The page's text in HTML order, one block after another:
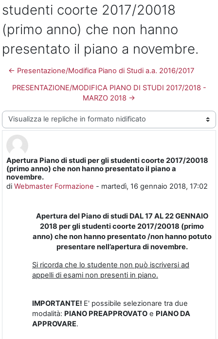
studenti coorte 2017/20018
(primo anno) che non hanno
presentato il piano a novembre.
← Presentazione/Modifica Piano di Studi a.a. 2016/2017
PRESENTAZIONE/MODIFICA PIANO DI STUDI 2017/2018 -
MARZO 2018 →
Modalità visualizzazione
Apertura Piano di studi per gli studenti coorte 2017/20018
(primo anno) che non hanno presentato il piano a
novembre.
di Webmaster Formazione - martedì, 16 gennaio 2018, 17:02
Numero di risposte: 0
Apertura del Piano di studi DAL 17 AL 22 GENNAIO
2018 per gli studenti coorte 2017/20018 (primo
anno) che non hanno presentato /non hanno potuto
presentare nell’apertura di novembre.
Si ricorda che lo studente non può iscriversi ad
appelli di esami non presenti in piano.
IMPORTANTE! E' possibile selezionare tra due
modalità: PIANO PREAPPROVATO e PIANO DA
APPROVARE.